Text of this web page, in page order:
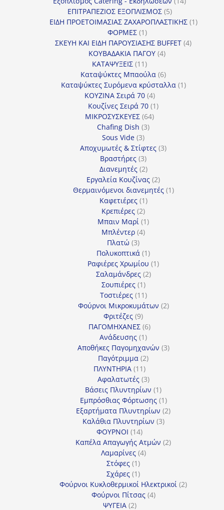
ΕΠΙΤΡΑΠΕΖΙΟΣ ΕΞΟΠΛΙΣΜΟΣ 55
προϊόντα
ΕΙΔΗ ΠΡΟΕΤΟΙΜΑΣΙΑΣ ΖΑΧΑΡΟΠΛΑΣΤΙΚΗΣ 11
ΦΟΡΜΕΣ 11
προϊόν
ΣΚΕΥΗ ΚΑΙ ΕΙΔΗ ΠΑΡΟΥΣΙΑΣΗΣ BUFFET 44
ΚΟΥΒΑΔΑΚΙΑ ΠΑΓΟΥ 44
ΚΑΤΑΨΥΞΕΙΣ 1111
προϊόντα
Καταψύκτες Μπαούλα 66
προϊόντα
Καταψύκτες Συρόμενα κρύσταλλα 11
ΚΟΥΖΙΝΑ Σειρά 70 44
προϊόντα
Κουζίνες Σειρά 70 11
ΜΙΚΡΟΣΥΣΚΕΥΕΣ 6464
Chafing Dish 33
Sous Vide 33
προϊόντα
Αποχυμωτές & Στίφτες 33
Βραστήρες 33
προϊόντα
Διανεμητές 22
προϊόντα
Εργαλεία Κουζίνας 22
προϊόντα
Θερμαινόμενοι διανεμητές 11
Καφετιέρες 11
προϊόν
Κρεπιέρες 22
προϊόντα
Μπαιν Μαρί 11
Μπλέντερ 44
Πλατώ 33
προϊόντα
Πολυκοπτικά 11
προϊόν
Ραφιέρες Χρωμίου 11
Σαλαμάνδρες 22
Σουπιέρες 11
προϊόν
Τοστιέρες 1111
προϊόντα
Φούρνοι Μικροκυμάτων 22
Φριτέζες 99
προϊόντα
ΠΑΓΟΜΗΧΑΝΕΣ 66
Ανάδευσης 11
προϊόν
Αποθήκες Παγομηχανών 33
Παγότριμμα 22
ΠΛΥΝΤΗΡΙΑ 1111
προϊόντα
Αφαλατωτές 33
προϊόντα
Βάσεις Πλυντηρίων 11
προϊόν
Εμπρόσθιας Φόρτωσης 11
προϊόν
Εξαρτήματα Πλυντηρίων 22
Καλάθια Πλυντηρίων 33
ΦΟΥΡΝΟΙ 1414
προϊόντα
Καπέλα Απαγωγής Ατμών 22
Λαμαρίνες 44
Στόφες 11
προϊόν
Σχάρες 11
προϊόν
Φούρνοι Κυκλοθερμικοί Ηλεκτρικοί 22
Φούρνοι Πίτσας 44
ΨΥΓΕΙΑ 22